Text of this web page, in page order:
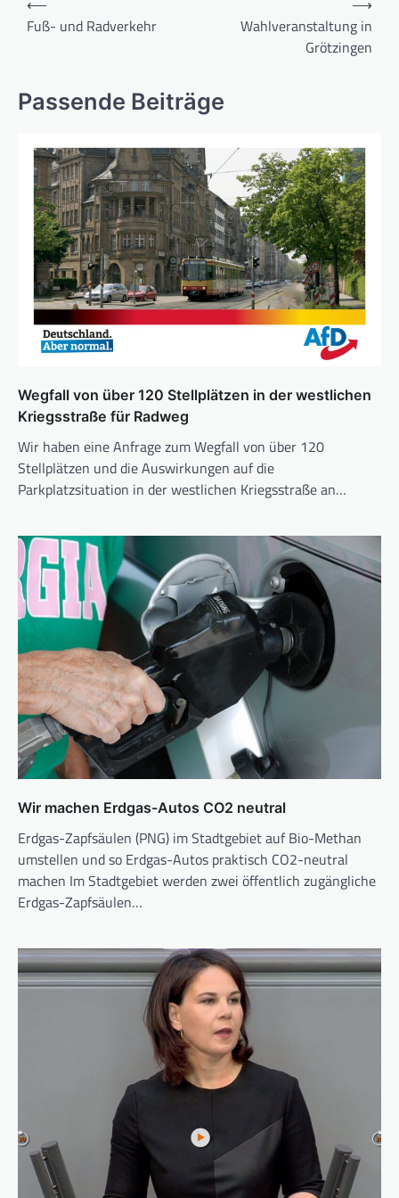
Fuß- und Radverkehr
Wahlveranstaltung in
Grötzingen
Passende Beiträge
Wegfall von über 120 Stellplätzen in der westlichen
Kriegsstraße für Radweg
Wir haben eine Anfrage zum Wegfall von über 120
Stellplätzen und die Auswirkungen auf die
Parkplatzsituation in der westlichen Kriegsstraße an…
Wir machen Erdgas-Autos CO2 neutral
Erdgas-Zapfsäulen (PNG) im Stadtgebiet auf Bio-Methan
umstellen und so Erdgas-Autos praktisch CO2-neutral
machen Im Stadtgebiet werden zwei öffentlich zugängliche
Erdgas-Zapfsäulen…